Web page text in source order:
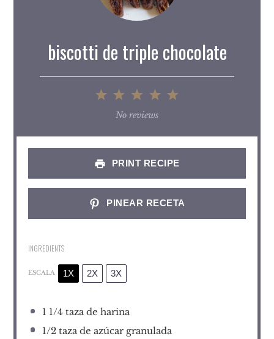
biscotti de triple chocolate
5
4
3
Stars
2
Stars
1
Star
No reviews
PRINT RECIPE
PINEAR RECETA
INGREDIENTS
ESCALA 1X 2X 3X
1 1/4 taza de harina
1/2taza de azúcar granulada